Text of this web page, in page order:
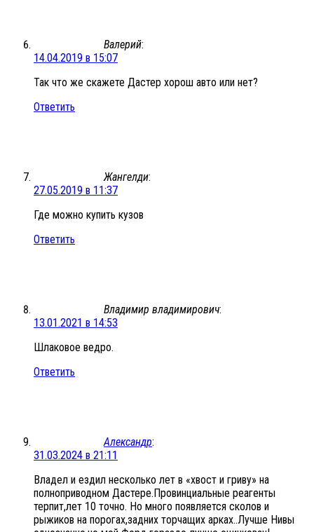
Валерий:
14.04.2019 в 15:07
Так что же скажете Дастер хорош авто или нет?
Ответить
Жангелди:
27.05.2019 в 11:37
Где можно купить кузов
Ответить
Владимир владимирович:
13.01.2021 в 14:53
Шлаковое ведро.
Ответить
Александр:
31.03.2024 в 21:11
Владел и ездил несколько лет в «хвост и гриву» на
полноприводном Дастере.Провинциальные реагенты
терпит,лет 10 точно. Но много появляется сколов и
рыжиков на порогах,задних торчащих арках..Лучше Нивы